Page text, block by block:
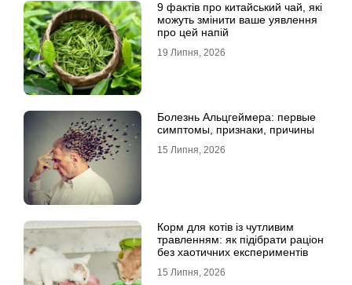
9 фактів про китайський чай, які
можуть змінити ваше уявлення
про цей напій
19 Липня, 2026
Болезнь Альцгеймера: первые
симптомы, признаки, причины
15 Липня, 2026
Корм для котів із чутливим
травленням: як підібрати раціон
без хаотичних експериментів
15 Липня, 2026